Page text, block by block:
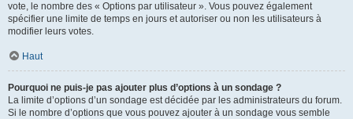
vote, le nombre des « Options par utilisateur ». Vous pouvez également
spécifier une limite de temps en jours et autoriser ou non les utilisateurs à
modifier leurs votes.
Haut
Pourquoi ne puis-je pas ajouter plus d’options à un sondage ?
La limite d’options d’un sondage est décidée par les administrateurs du forum.
Si le nombre d’options que vous pouvez ajouter à un sondage vous semble